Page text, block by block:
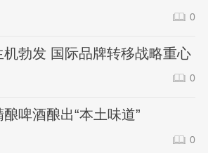
0
勃发 国际品牌转移战略重心
0
啤酒酿出“本土味道”
0